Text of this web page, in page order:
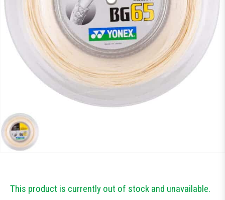
Тестові ракетки
Гравці Yonex
Намотки
Гравці Yonex
This product is currently out of stock and unavailable.